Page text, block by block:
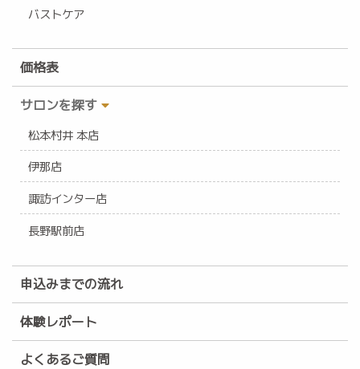
バストケア
価格表
サロンを探す
松本村井 本店
伊那店
諏訪インター店
長野駅前店
申込みまでの流れ
体験レポート
よくあるご質問